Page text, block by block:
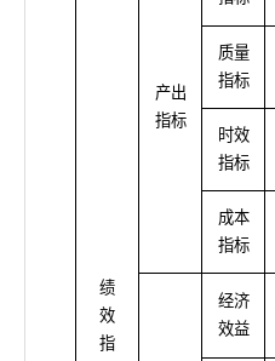
绩
效
指
产出
指标
质量
指标
时效
指标
成本
指标
经济
效益